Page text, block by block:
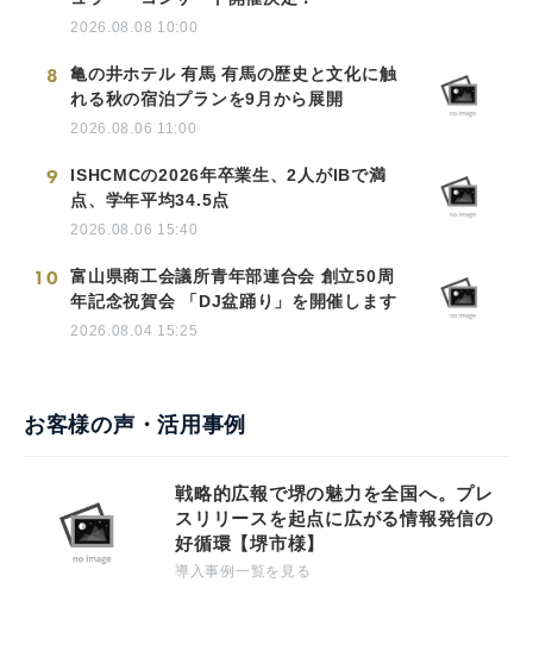
2026.08.08 10:00
8
亀の井ホテル 有馬 有馬の歴史と文化に触
れる秋の宿泊プランを9月から展開
2026.08.06 11:00
9
ISHCMCの2026年卒業生、2人がIBで満
点、学年平均34.5点
2026.08.06 15:40
10
富山県商工会議所青年部連合会 創立50周
年記念祝賀会 「DJ盆踊り」を開催します
2026.08.04 15:25
お客様の声・活用事例
戦略的広報で堺の魅力を全国へ。プレ
スリリースを起点に広がる情報発信の
好循環【堺市様】
導入事例一覧を見る